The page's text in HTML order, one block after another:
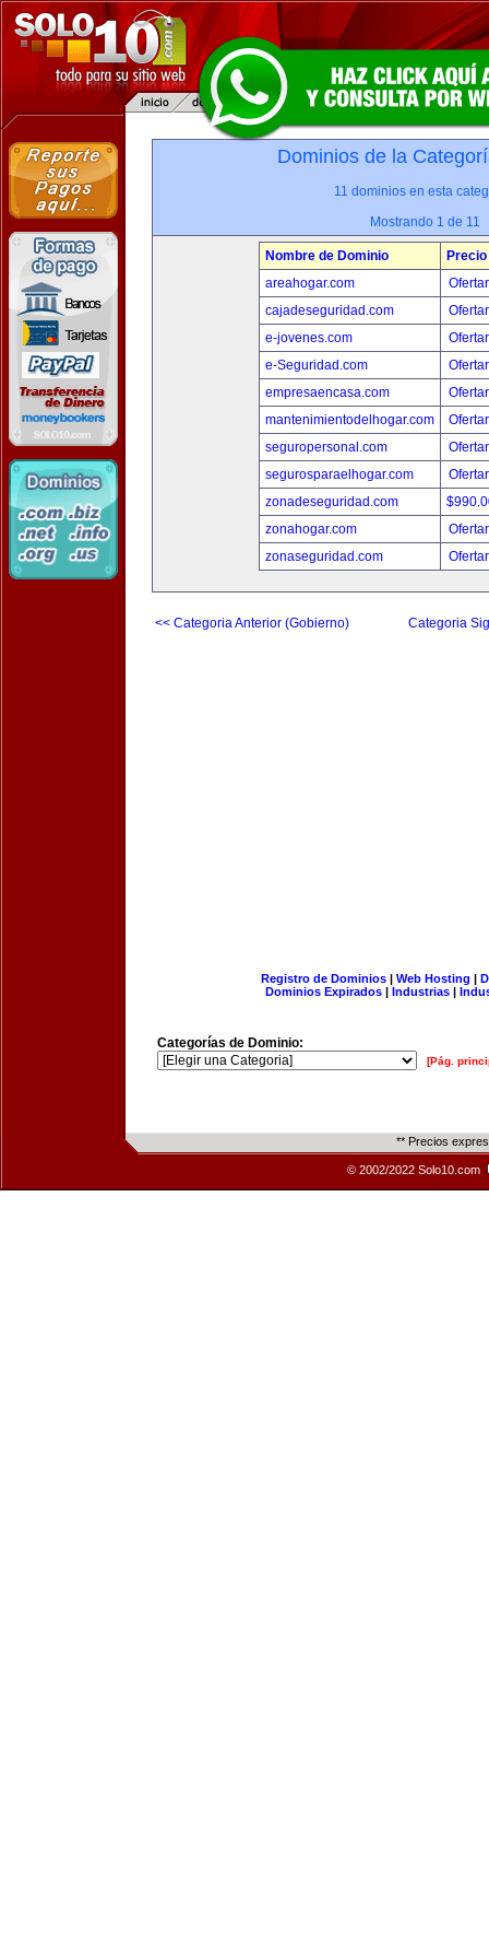
Dominios de la
11 dominios en esta
Mostrando 1 de 11
Nombre de Dominio
Precio
areahogar.com
cajadeseguridad.com
e-jovenes.com
e-Seguridad.com
empresaencasa.com
mantenimientodelhogar.com
seguropersonal.com
segurosparaelhogar.com
zonadeseguridad.com
zonahogar.com
zonaseguridad.com
<< Categoria Anterior (Gobierno) Categoria
Registro de Dominios| Web Hosting |
Dominios Expirados | Industrias |
Categorías de Dominio:
[Pág.
** Precios
© 2002/2022 Solo10.com